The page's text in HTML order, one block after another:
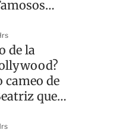
de la
cameo de
que